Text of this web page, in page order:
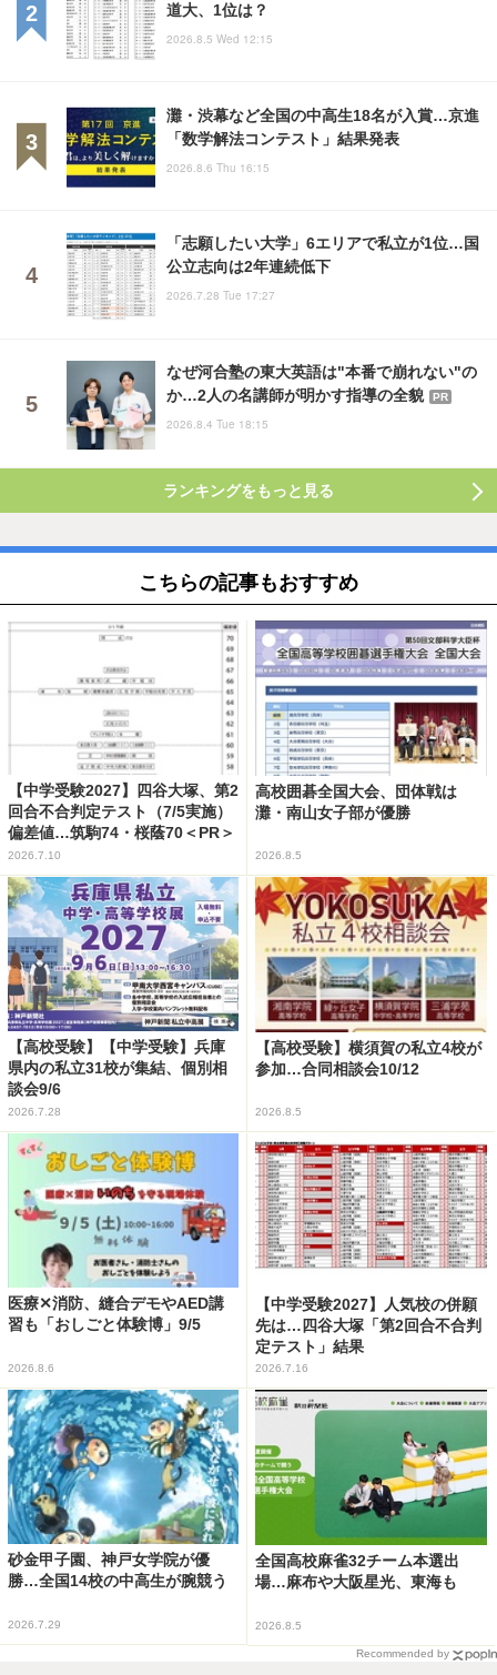
道大、1位は？
2026.8.5 Wed 12:15
灘・渋幕など全国の中高生18名が入賞…京進
「数学解法コンテスト」結果発表
2026.8.6 Thu 16:15
「志願したい大学」6エリアで私立が1位…国
公立志向は2年連続低下
2026.7.28 Tue 17:27
なぜ河合塾の東大英語は"本番で崩れない"の
か…2人の名講師が明かす指導の全貌
PR
2026.8.4 Tue 18:15
ランキングをもっと見る
こちらの記事もおすすめ
【中学受験2027】四谷大塚、第2
回合不合判定テスト（7/5実施）
偏差値…筑駒74・桜蔭70＜PR＞
2026.7.10
高校囲碁全国大会、団体戦は
灘・南山女子部が優勝
2026.8.5
【高校受験】【中学受験】兵庫
県内の私立31校が集結、個別相
談会9/6
2026.7.28
【高校受験】横須賀の私立4校が
参加…合同相談会10/12
2026.8.5
医療✕消防、縫合デモやAED講
習も「おしごと体験博」9/5
2026.8.6
【中学受験2027】人気校の併願
先は…四谷大塚「第2回合不合判
定テスト」結果
2026.7.16
砂金甲子園、神戸女学院が優
勝…全国14校の中高生が腕競う
2026.7.29
全国高校麻雀32チーム本選出
場…麻布や大阪星光、東海も
2026.8.5
Recommended by